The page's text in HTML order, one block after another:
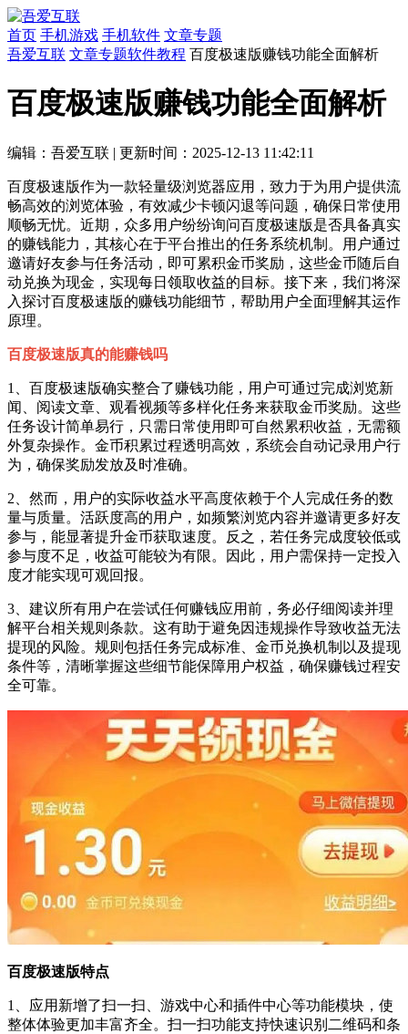
首页 手机游戏 手机软件 文章专题
吾爱互联 文章专题软件教程 百度极速版赚钱功能全面解析
百度极速版赚钱功能全面解析
编辑：吾爱互联 | 更新时间：2025-12-13 11:42:11
百度极速版作为一款轻量级浏览器应用，致力于为用户提供流
畅高效的浏览体验，有效减少卡顿闪退等问题，确保日常使用
顺畅无忧。近期，众多用户纷纷询问百度极速版是否具备真实
的赚钱能力，其核心在于平台推出的任务系统机制。用户通过
邀请好友参与任务活动，即可累积金币奖励，这些金币随后自
动兑换为现金，实现每日领取收益的目标。接下来，我们将深
入探讨百度极速版的赚钱功能细节，帮助用户全面理解其运作
原理。
百度极速版真的能赚钱吗
1、百度极速版确实整合了赚钱功能，用户可通过完成浏览新
闻、阅读文章、观看视频等多样化任务来获取金币奖励。这些
任务设计简单易行，只需日常使用即可自然累积收益，无需额
外复杂操作。金币积累过程透明高效，系统会自动记录用户行
为，确保奖励发放及时准确。
2、然而，用户的实际收益水平高度依赖于个人完成任务的数
量与质量。活跃度高的用户，如频繁浏览内容并邀请更多好友
参与，能显著提升金币获取速度。反之，若任务完成度较低或
参与度不足，收益可能较为有限。因此，用户需保持一定投入
度才能实现可观回报。
3、建议所有用户在尝试任何赚钱应用前，务必仔细阅读并理
解平台相关规则条款。这有助于避免因违规操作导致收益无法
提现的风险。规则包括任务完成标准、金币兑换机制以及提现
条件等，清晰掌握这些细节能保障用户权益，确保赚钱过程安
全可靠。
百度极速版特点
1、应用新增了扫一扫、游戏中心和插件中心等功能模块，使
整体体验更加丰富齐全。扫一扫功能支持快速识别二维码和条